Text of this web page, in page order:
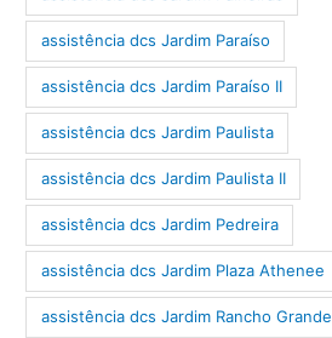
assistência dcs Jardim Paraíso
assistência dcs Jardim Paraíso II
assistência dcs Jardim Paulista
assistência dcs Jardim Paulista II
assistência dcs Jardim Pedreira
assistência dcs Jardim Plaza Athenee
assistência dcs Jardim Rancho Grande